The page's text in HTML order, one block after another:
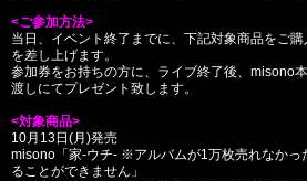
<ご参加方法>
当日、イベント終了までに、下記対象商品をご
を差し上げます。
参加券をお持ちの方に、ライブ終了後、misono
渡しにてプレゼント致します。
<対象商品>
10月13日(月)発売
misono「家-ウチ- ※アルバムが1万枚売れなかっ
ることができません」